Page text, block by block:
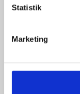
Statistik
Marketing